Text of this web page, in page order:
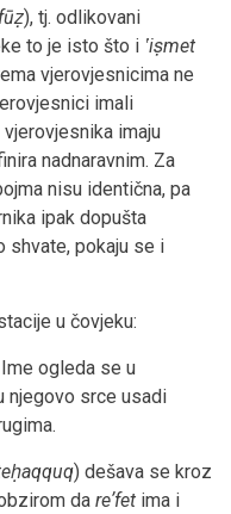
), tj. odlikovani
to je isto što i ʽiṣmet
vjerovjesnicima ne
imali
imaju
nadnaravnim. Za
nisu identična, pa
ipak dopušta
shvate, pokaju se i
u čovjeku:
ogleda se u
njegovo srce usadi
) dešava se kroz
da reʼfet ima i